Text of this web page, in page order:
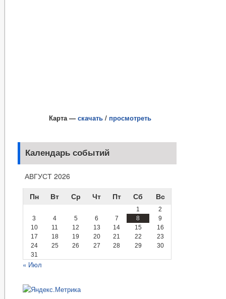
Карта — скачать / просмотреть
Календарь событий
АВГУСТ 2026
Пн
Вт Ср Чт Пт Сб Вс
1
2
3
4 5 6 7 8
9
10
11 12 13 14 15
16
17
18 19 20 21 22
23
24
25 26 27 28 29
30
31
« Июл